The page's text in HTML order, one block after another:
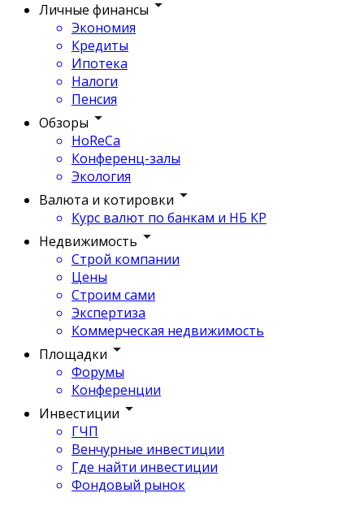
Личные финансы
Экономия
Кредиты
Ипотека
Налоги
Пенсия
Обзоры
HoReCa
Конференц-залы
Экология
Валюта и котировки
Курс валют по банкам и НБ КР
Недвижимость
Строй компании
Цены
Строим сами
Экспертиза
Коммерческая недвижимость
Площадки
Форумы
Конференции
Инвестиции
ГЧП
Венчурные инвестиции
Где найти инвестиции
Фондовый рынок